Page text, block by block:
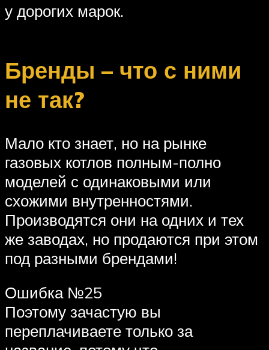
у дорогих марок.
Бренды – что с ними
не так?
Мало кто знает, но на рынке
газовых котлов полным-полно
моделей с одинаковыми или
схожими внутренностями.
Производятся они на одних и тех
же заводах, но продаются при этом
под разными брендами!
Ошибка №25
Поэтому зачастую вы
переплачиваете только за